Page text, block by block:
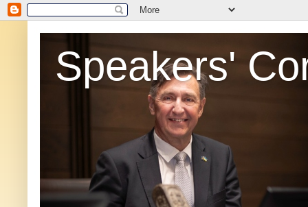
Speakers'